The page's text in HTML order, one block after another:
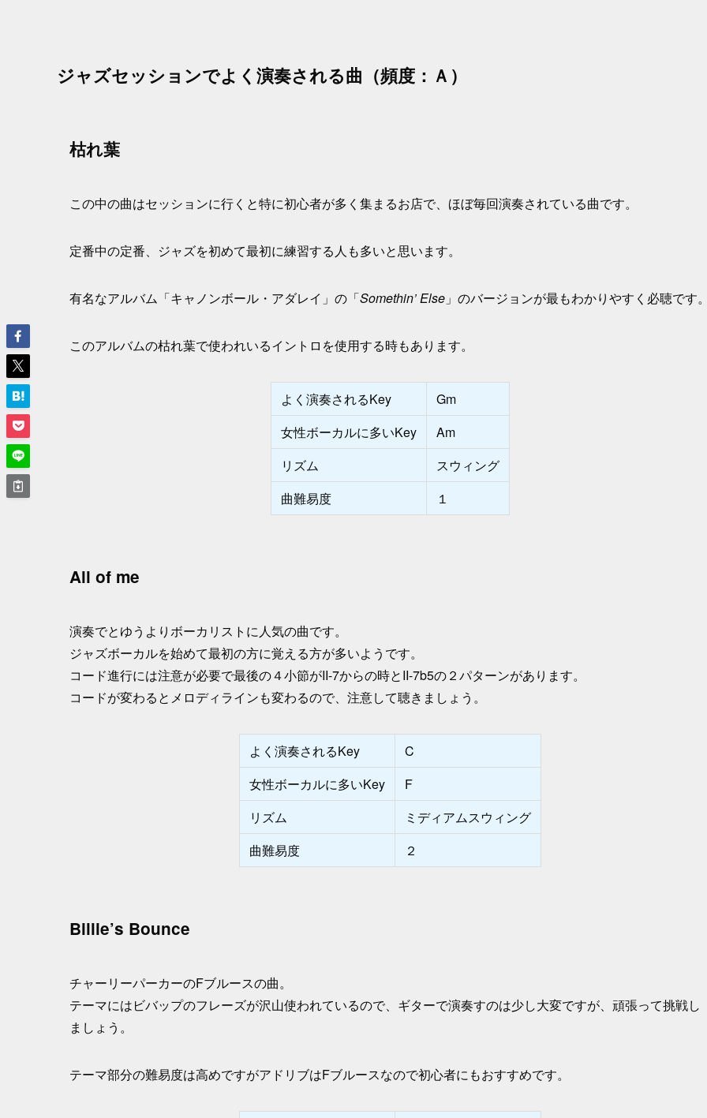
ジャズセッションでよく演奏される曲（頻度：Ａ）
枯れ葉
この中の曲はセッションに行くと特に初心者が多く集まるお店で、ほぼ毎回演奏されている曲です。
定番中の定番、ジャズを初めて最初に練習する人も多いと思います。
有名なアルバム「キャノンボール・アダレイ」の「Somethin’ Else 」のバージョンが最もわかりやすく必聴です
このアルバムの枯れ葉で使われいるイントロを使用する時もあります。
よく演奏されるKey
Gm
女性ボーカルに多いKey
Am
リズム
スウィング
曲難易度
１
All of me
演奏でとゆうよりボーカリストに人気の曲です。
ジャズボーカルを始めて最初の方に覚える方が多いようです。
コード進行には注意が必要で最後の４小節がII-7からの時とII-7b5の２パターンがあります。
コードが変わるとメロディラインも変わるので、注意して聴きましょう。
よく演奏されるKey
C
女性ボーカルに多いKey
F
リズム
ミディアムスウィング
曲難易度
２
Billie’s Bounce
チャーリーパーカーのFブルースの曲。
テーマにはビバップのフレーズが沢山使われているので、ギターで演奏すのは少し大変ですが、頑張って挑戦し
ましょう。
テーマ部分の難易度は高めですがアドリブはFブルースなので初心者にもおすすめです。